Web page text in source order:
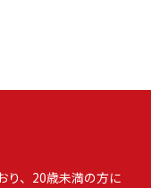
り、20歳未満の方に